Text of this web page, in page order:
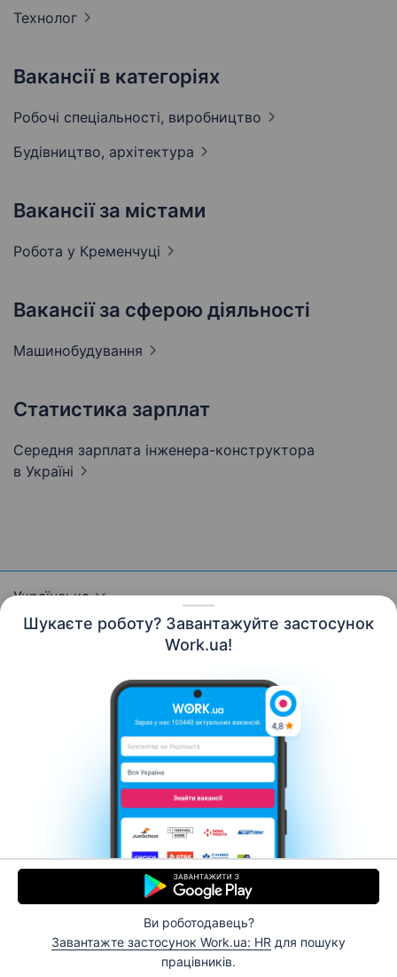
Шукаєте роботу? Завантажуйте застосунок
Work.ua!
Ви роботодавець?
Завантажте застосунок Work.ua: HR для пошуку
працівників.
Відгукнутися
Технолог
Вакансії в категоріях
Робочі спеціальності, виробництво
Будівництво, архітектура
Вакансії за містами
Робота у Кременчуці
Вакансії за сферою діяльності
Машинобудування
Статистика зарплат
Середня зарплата інженера-конструктора
в Україні
Українська
Контакти Про нас
Кар’єра
Новини Work.ua
Допомога Умови використання
Роботодавцю
© 2006–2026 Work.ua. Сервіс пошуку роботи №1 в